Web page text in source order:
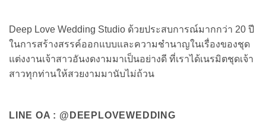
Deep Love Wedding Studio ด้วยประสบการณ์มากกว่า 20 ปี
ในการสร้างสรรค์ออกแบบและความชำนาญในเรื่องของชุด
แต่งงานเจ้าสาวอันงดงามมาเป็นอย่างดี ที่เราได้เนรมิตชุดเจ้า
สาวทุกท่านให้สวยงามมานับไม่ถ้วน
LINE OA : @DEEPLOVEWEDDING